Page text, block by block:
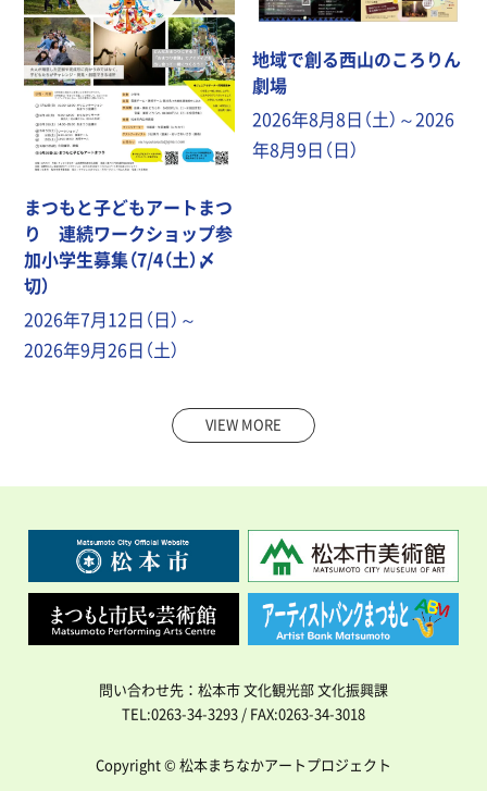
まつもと子どもアートまつ
り 連続ワークショップ参
加小学生募集（7/4（土）〆
切）
2026年7月12日（日）～
2026年9月26日（土）
地域で創る西山のころりん
劇場
2026年8月8日（土）～2026
年8月9日（日）
VIEW MORE
問い合わせ先：松本市 文化観光部 文化振興課
TEL:0263-34-3293 / FAX:0263-34-3018
Copyright © 松本まちなかアートプロジェクト